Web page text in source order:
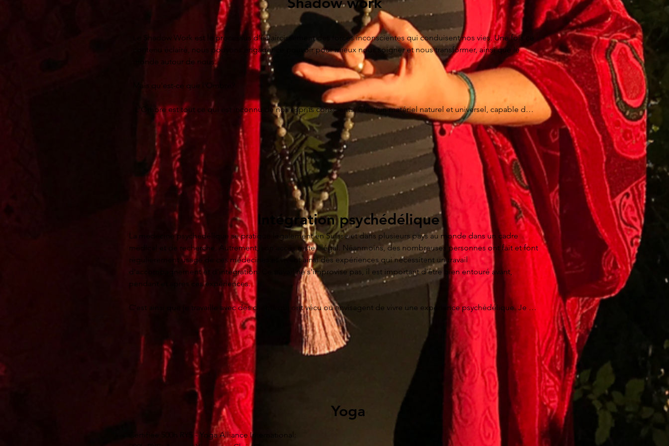
Le Shadow Work est le processus d'éclaircissement des forces inconscientes qui conduisent nos vies. Une fois ce
contenu éclairé, nous pouvons engager ce pouvoir pour mieux nous soigner et nous transformer, ainsi que le
monde autour de nous.
Mais qu'est-ce que l'Ombre?
L'Ombre est tout ce qui est inconnu de nos esprits conscients. C'est un matériel naturel et universel, capable de
création et de destruction. En nous-mêmes, l'Ombre se révèle dans nos dépendances, nos déclencheurs des
réactions émotionnelles ... À bien des égards, c'est la force qui gère nos vies. Dans le collectif, nous voyons
l'Ombre se dévoiler lorsque la cupidité, le pouvoir, le manque d'empathie et la déconnexion de l'âme s'inscrivent
dans la dynamique globale.  En tant qu'individus,  la seule solution est de sortir l'Ombre à la lumière. En faisant
cela, nous pouvons comprendre les forces cachées qui se jouent en nous-mêmes, chez les autres et dans le
monde. Le Shadow Work est peut-être le travail le plus important de notre époque. Si vous êtes ici, c'est parce
que vous êtes prêt pour cela.
Si vous n'avez aucun sens de votre ombre, vous vivrez en tant que victime. Vous n'aurez aucune alternative parce
que vous verrez le monde de la position que les événements vous "tombent sur la tête" et que vous n'y pouvez
rien, car vous n'avez aucun pouvoir.
Bien sûr, il n'est pas facile de voir ce que nous ne voulons pas voir en nous-mêmes. Il y a une raison pour laquelle
nous nous détournons de certaines vérités et que nos plus grands trésors intérieurs restent souvent cachés. Le
Shadow Work est un voyage d'auto-confrontation, qui exige du courage, de la vérité et de la volonté de grandir
Durant ce travail, vous allez pouvoir :
• Connaitre les forces émotionnelles cachées en vous - tels que le besoin de contrôle, la peur de la solitude ou
de la jalousie - et prendre conscience de la façon dont ces forces influent sur votre comportement
• Cerner et comprendre vos propres projections sur les autres et le monde, et commencez à les voir avec plus de
clarté
• Déterminer les histoires que votre ego vous dit et qui vous empêchent de voir la vérité dans votre vie
• Embrasser votre "ombre d'or" - cette partie de vous qui contient vos plus grands cadeaux.
Intégration psychédélique
La médecine psychédélique se pratique légalement en Suisse et dans plusieurs pays au monde dans un cadre
médical et de recherche. Autrement, son accès reste illégal. Néanmoins, des nombreuses personnes ont fait et font
régulièrement usage de ces médecines et vivent ainsi des expériences qui nécessitent un travail
d'accompagnement et d'intégration. Ce travail ne s'improvise pas, il est important d'être bien entouré avant,
pendant et après ces expériences.
C'est ainsi que je travaille avec des clients qui ont vécu ou envisagent de vivre une expérience psychédélique. Je
leur offre un service de consultation individuelle et en groupe. J'utilise des approches transpersonnelles (psycho-
spirituelles) variées dans ce travail.
Je suis certifiée en thérapie assistée et intégration psychédélique par Psychedelics Today/MAPS (USA).  Je continue
à me former actuellement en préparation, intégration et réduction des risques dans le travail avec les médecines
psychédéliques et en thérapie assistée par les médecines psychédéliques.
Yoga
Certifiée 500h RYS - Yoga Alliance International: